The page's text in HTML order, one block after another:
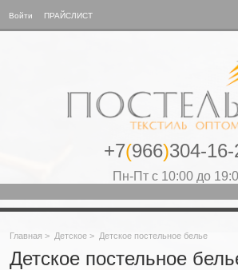
Войти ПРАЙСЛИСТ
+7(966)304-16-
Пн-Пт с 10:00 до
Главная > Детское > Детское постельное белье
Детское постельное